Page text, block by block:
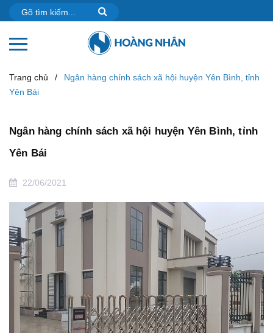
Trang chủ /
Ngân hàng chính sách xã hội huyện Yên Bình, tỉnh
Yên Bái
Ngân hàng chính sách xã hội huyện Yên Bình, tỉnh
Yên Bái
22/06/2021